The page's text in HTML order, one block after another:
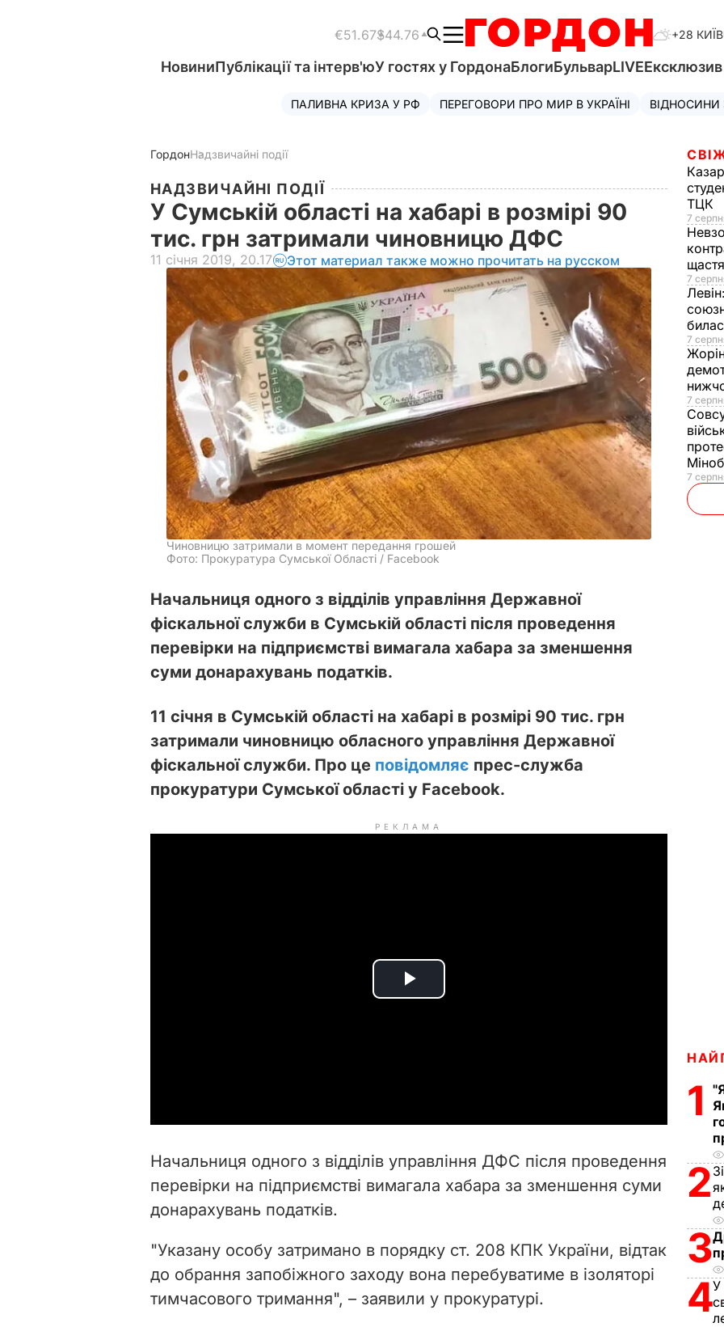
€51.67$44.76 +28 КИЇВ
НовиниПублікації та інтерв'юУ гостях у ГордонаБлогиБульварLIVEЕксклюзив
ПАЛИВНА КРИЗА У РФ ПЕРЕГОВОРИ ПРО МИР В УКРАЇНІ
ГордонНадзвичайні події
НАДЗВИЧАЙНІ ПОДІЇ
У Сумській області на хабарі в розмірі 90
тис. грн затримали чиновницю ДФС
11 січня 2019, 20.17 Этот материал также можно прочитать на русском
Чиновницю затримали в момент передання грошей
Фото: Прокуратура Сумської Області / Facebook
Начальниця одного з відділів управління Державної
фіскальної служби в Сумській області після проведення
перевірки на підприємстві вимагала хабара за зменшення
суми донарахувань податків.
11 січня в Сумській області на хабарі в розмірі 90 тис. грн
затримали чиновницю обласного управління Державної
фіскальної служби. Про це повідомляє прес-служба
прокуратури Сумської області у Facebook.
РЕКЛАМА
P
i
e
o
Начальниця одного з відділів управління ДФС після проведення
перевірки на підприємстві вимагала хабара за зменшення суми
донарахувань податків.
"Указану особу затримано в порядку ст. 208 КПК України, відтак
до обрання запобіжного заходу вона перебуватиме в ізоляторі
тимчасового тримання", – заявили у прокуратурі.
ТЦК
7
щастя
7
Левін:
7
7
7
1
2
3
4У